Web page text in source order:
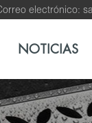
electrónico:
NOTICIAS